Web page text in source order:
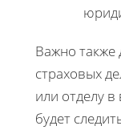
Важно также
страховых
или отделу
будет